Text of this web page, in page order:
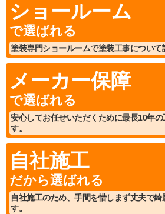
ショールーム
で選ばれる
塗装専門ショールームで塗装工事について
メーカー保障
で選ばれる
安心してお任せいただくために最長10年
す。
自社施工
だから選ばれる
自社施工のため、手間を惜しまず丈夫で
す。